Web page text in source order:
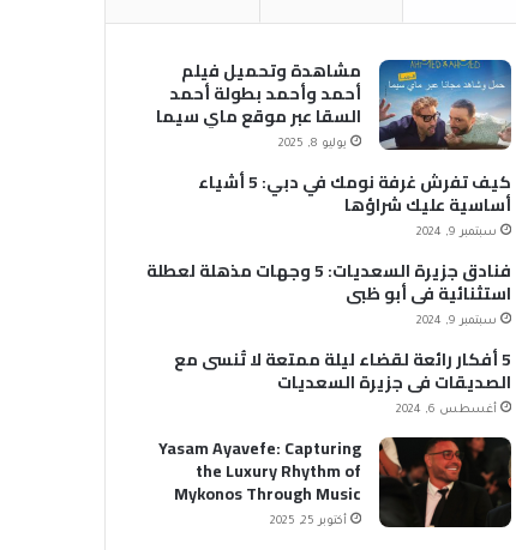
مشاهدة وتحميل فيلم
أحمد وأحمد بطولة أحمد
السقا عبر موقع ماي سيما
MyCima (وي سيما WeCima)
يوليو 8, 2025
كيف تفرش غرفة نومك في دبي: 5 أشياء
أساسية عليك شراؤها
سبتمبر 9, 2024
فنادق جزيرة السعديات: 5 وجهات مذهلة لعطلة
استثنائية في أبو ظبي
سبتمبر 9, 2024
5 أفكار رائعة لقضاء ليلة ممتعة لا تُنسى مع
الصديقات في جزيرة السعديات
أغسطس 6, 2024
Yasam Ayavefe: Capturing
the Luxury Rhythm of
Mykonos Through Music
أكتوبر 25, 2025